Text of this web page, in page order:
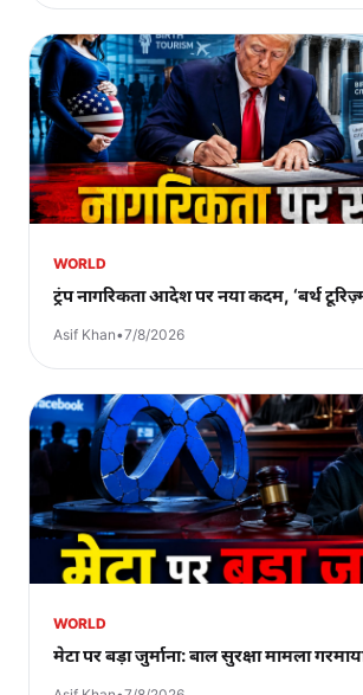
WORLD
ट्रंप नागरिकता आदेश पर नया कदम, ‘बर्थ
Asif Khan•7/8/2026
WORLD
मेटा पर बड़ा जुर्माना: बाल सुरक्षा मामला